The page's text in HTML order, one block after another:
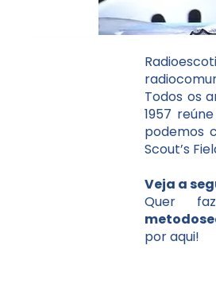
Todos os
1957
podemos
Scout’s
Veja a
Quer
por aqui!